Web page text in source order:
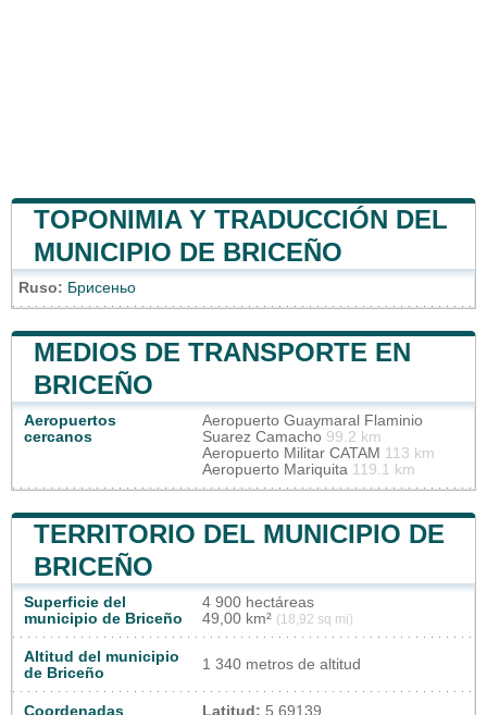
TOPONIMIA Y TRADUCCIÓN DEL
MUNICIPIO DE BRICEÑO
Ruso: Брисеньо
MEDIOS DE TRANSPORTE EN
BRICEÑO
Aeropuertos
cercanos
Aeropuerto Guaymaral Flaminio
Suarez Camacho 99.2 km
Aeropuerto Militar CATAM 113 km
Aeropuerto Mariquita 119.1 km
TERRITORIO DEL MUNICIPIO DE
BRICEÑO
Superficie del
municipio de Briceño
4 900 hectáreas
49,00 km² (18,92 sq mi)
Altitud del municipio
de Briceño
1 340 metros de altitud
Coordenadas Latitud: 5.69139